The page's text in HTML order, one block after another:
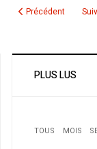
Article précédent :
Précédent
PLUS LUS
TOUS MOIS